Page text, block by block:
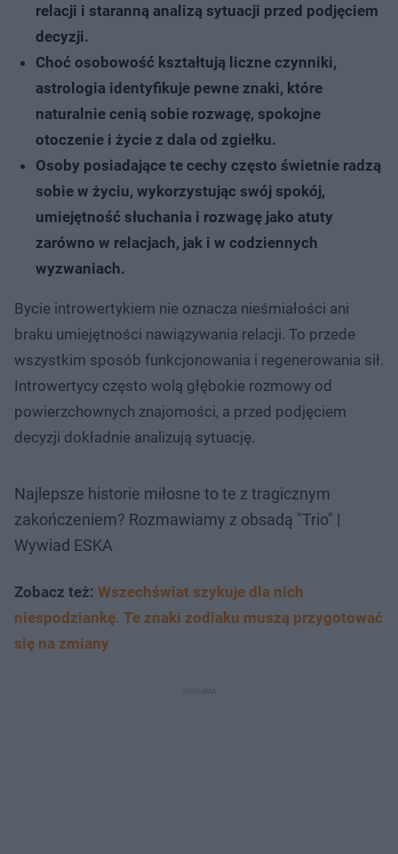
relacji i staranną analizą sytuacji przed podjęciem
decyzji.
Choć osobowość kształtują liczne czynniki,
astrologia identyfikuje pewne znaki, które
naturalnie cenią sobie rozwagę, spokojne
otoczenie i życie z dala od zgiełku.
Osoby posiadające te cechy często świetnie radzą
sobie w życiu, wykorzystując swój spokój,
umiejętność słuchania i rozwagę jako atuty
zarówno w relacjach, jak i w codziennych
wyzwaniach.
Bycie introwertykiem nie oznacza nieśmiałości ani
braku umiejętności nawiązywania relacji. To przede
wszystkim sposób funkcjonowania i regenerowania sił.
Introwertycy często wolą głębokie rozmowy od
powierzchownych znajomości, a przed podjęciem
decyzji dokładnie analizują sytuację.
Najlepsze historie miłosne to te z tragicznym
zakończeniem? Rozmawiamy z obsadą "Trio" |
Wywiad ESKA
Zobacz też: Wszechświat szykuje dla nich
niespodziankę. Te znaki zodiaku muszą przygotować
się na zmiany